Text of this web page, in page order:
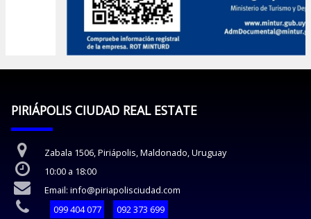
PIRIÁPOLIS CIUDAD REAL ESTATE
Zabala 1506, Piriápolis, Maldonado, Uruguay
10:00 a 18:00
Email: info@piriapolisciudad.com
099 404 077
092 373 699